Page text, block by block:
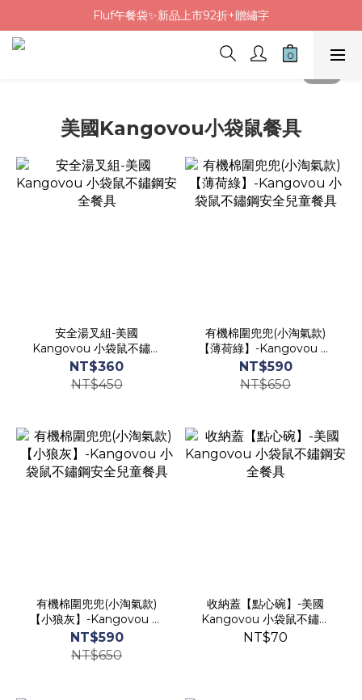
Fluf午餐袋✨新品上市92折+贈繡字
Fluf午餐袋✨新品上市92折+贈繡字
三色碗組上市🍚贈中英文姓名&【水果】雷雕
美國Kangovou小袋鼠餐具
安全湯叉組-美國
Kangovou 小袋鼠不鏽鋼
安全餐具
NT$360
NT$450
有機棉圍兜兜(小淘氣款)
【薄荷綠】-Kangovou 小
袋鼠不鏽鋼安全兒童餐具
NT$590
NT$650
有機棉圍兜兜(小淘氣款)
【小狼灰】-Kangovou 小
袋鼠不鏽鋼安全兒童餐具
NT$590
NT$650
收納蓋【點心碗】-美國
Kangovou 小袋鼠不鏽鋼
安全餐具
NT$70